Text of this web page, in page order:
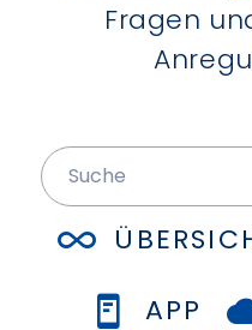
Fragen
APP